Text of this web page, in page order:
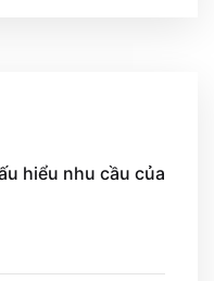
hiểu nhu cầu của